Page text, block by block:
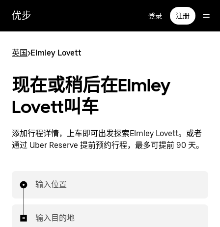
优步 登录 注册
英国>Elmley Lovett
现在或稍后在Elmley
Lovett叫车
添加行程详情，上车即可出发探索Elmley Lovett。或者
通过 Uber Reserve 提前预约行程，最多可提前 90 天。
输入位置
输入目的地